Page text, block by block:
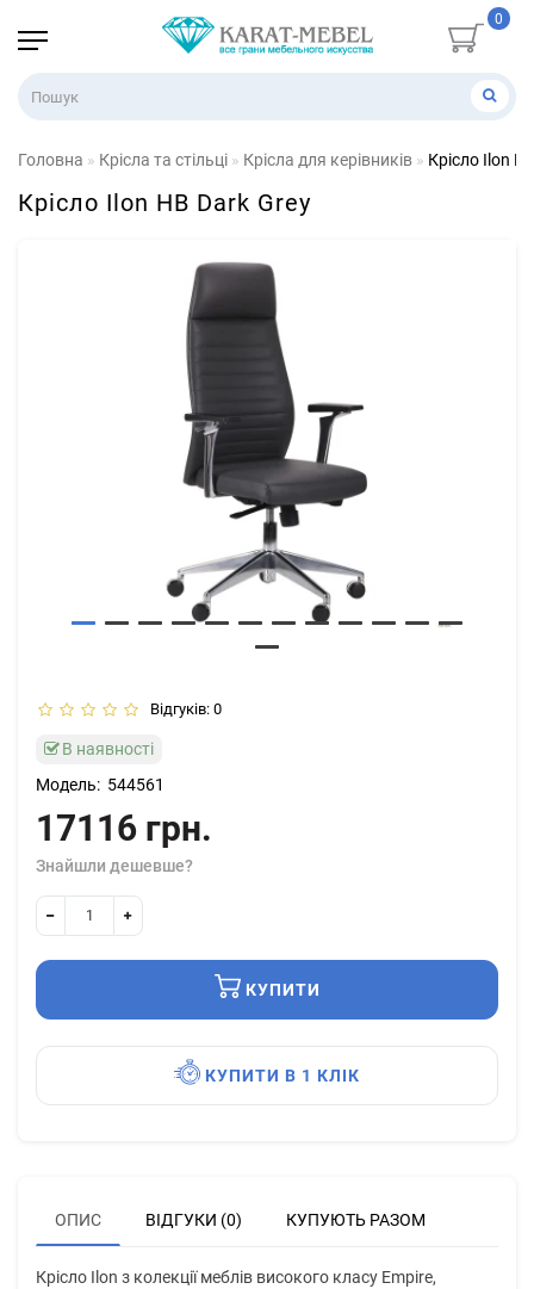
0
Головна Крісла та стільці Крісла для керівників Крісло Ilon
Крісло Ilon HB Dark Grey
Відгуків: 0
В наявності
Модель: 544561
17116 грн.
Знайшли дешевше?
КУПИТИ
КУПИТИ В 1 КЛІК
ОПИС ВІДГУКИ (0) КУПУЮТЬ РАЗОМ
Крісло Ilon з колекції меблів високого класу Empire,